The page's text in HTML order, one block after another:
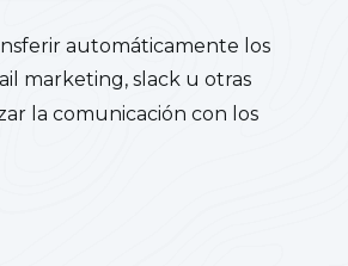
automáticamente los
marketing, slack u otras
la comunicación con los